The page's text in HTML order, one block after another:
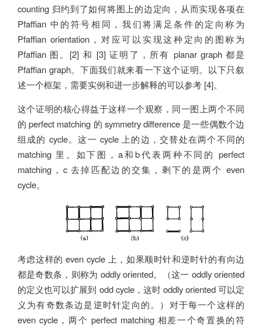
counting 归约到了如何将图上的边定向，从而实现各项在
Pfaffian 中的符号相同，我们将满足条件的定向称为
Pfaffian orientation，对应可以实现这种定向的图称为
Pfaffian 图。[2] 和 [3] 证明了，所有 planar graph 都是
Pfaffian graph。下面我们就来看一下这个证明。以下只叙
述一个框架，需要实例和进一步解释的可以参考 [4]。
这个证明的核心得益于这样一个观察，同一图上两个不同
的 perfect matching 的 symmetry difference 是一些偶数个边
组成的 cycle。这一 cycle 上的边，交替处在两个不同的
matching 里。如下图，a和b代表两种不同的 perfect
matching，c 去掉匹配边的交集，剩下的是两个 even
cycle。
考虑这样的 even cycle 上，如果顺时针和逆时针的有向边
都是奇数条，则称为 oddly oriented。（这一 oddly oriented
的定义也可以扩展到 odd cycle，这时 oddly oriented 可以定
义为有奇数条边是逆时针定向的。）对于每一个这样的
even cycle，两个 perfect matching 相差一个奇置换的符